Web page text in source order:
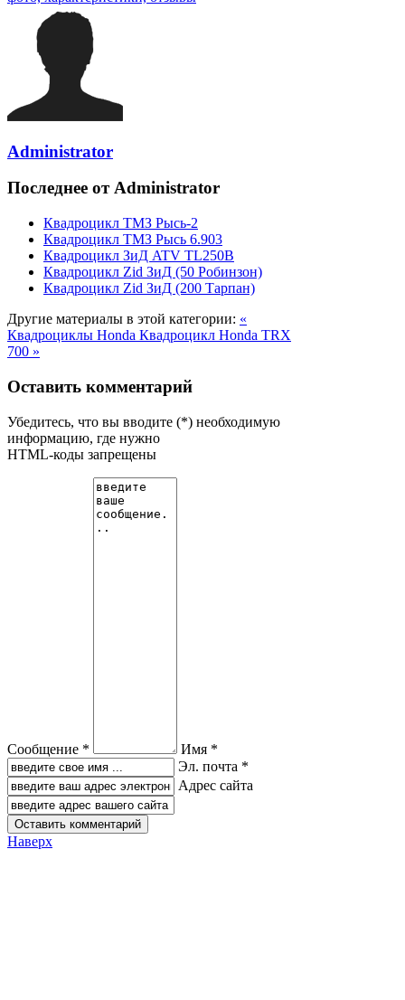
Administrator
Последнее от Administrator
Квадроцикл ТМЗ Рысь-2
Квадроцикл ТМЗ Рысь 6.903
Квадроцикл ЗиД ATV TL250B
Квадроцикл Zid ЗиД (50 Робинзон)
Квадроцикл Zid ЗиД (200 Тарпан)
Другие материалы в этой категории: «
Квадроциклы Honda Квадроцикл Honda TRX
700 »
Оставить комментарий
Убедитесь, что вы вводите (*) необходимую
информацию, где нужно
HTML-коды запрещены
Сообщение *
Имя *
Эл. почта *
Адрес сайта
Наверх